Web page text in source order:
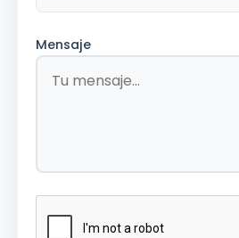
Mensaje